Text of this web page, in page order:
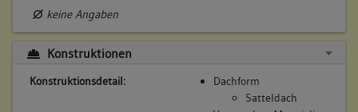
keiner
Betroffene Gebäudeteile:
keine
keine Angaben
Konstruktionen
Konstruktionsdetail:
Dachform
Satteldach